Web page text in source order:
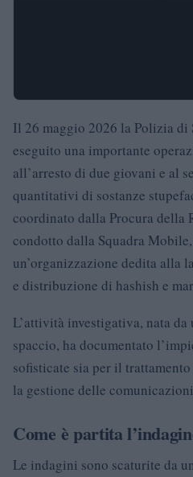
Il 26 maggio 2026 la Polizia di
eseguito una importante
all’arresto di due giovani e al
quantitativi di sostanze
coordinato dalla Procura della
condotto dalla Squadra
un’organizzazione dedita alla
e distribuzione di hashish e
L’attività investigativa, nata
spaccio, ha documentato
sofisticate sia per il
la gestione delle
Come è partita
Le indagini sono scaturite da